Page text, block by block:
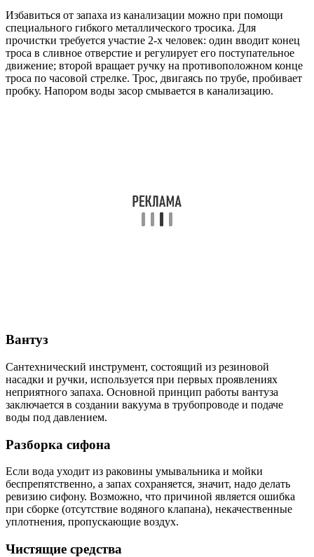
Избавиться от запаха из канализации можно при помощи
специального гибкого металлического тросика. Для
прочистки требуется участие 2-х человек: один вводит конец
троса в сливное отверстие и регулирует его поступательное
движение; второй вращает ручку на противоположном конце
троса по часовой стрелке. Трос, двигаясь по трубе, пробивает
пробку. Напором воды засор смывается в канализацию.
Вантуз
Сантехнический инструмент, состоящий из резиновой
насадки и ручки, используется при первых проявлениях
неприятного запаха. Основной принцип работы вантуза
заключается в создании вакуума в трубопроводе и подаче
воды под давлением.
Разборка сифона
Если вода уходит из раковины умывальника и мойки
беспрепятственно, а запах сохраняется, значит, надо делать
ревизию сифону. Возможно, что причиной является ошибка
при сборке (отсутствие водяного клапана), некачественные
уплотнения, пропускающие воздух.
Чистящие средства